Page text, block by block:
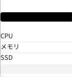
CPU
メモリ
SSD